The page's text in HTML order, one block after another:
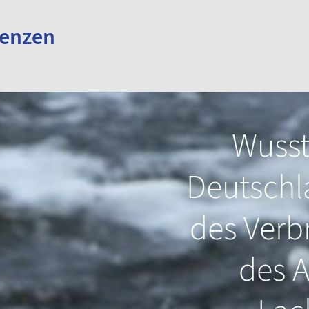
des
des
Sie, dass
schon zusammen mit
Dinosauriern
haben?
dass
und